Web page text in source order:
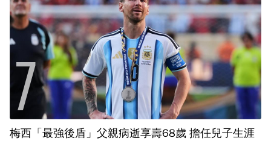
梅西「最強後盾」父親病逝享壽68歲 擔任兒子生涯